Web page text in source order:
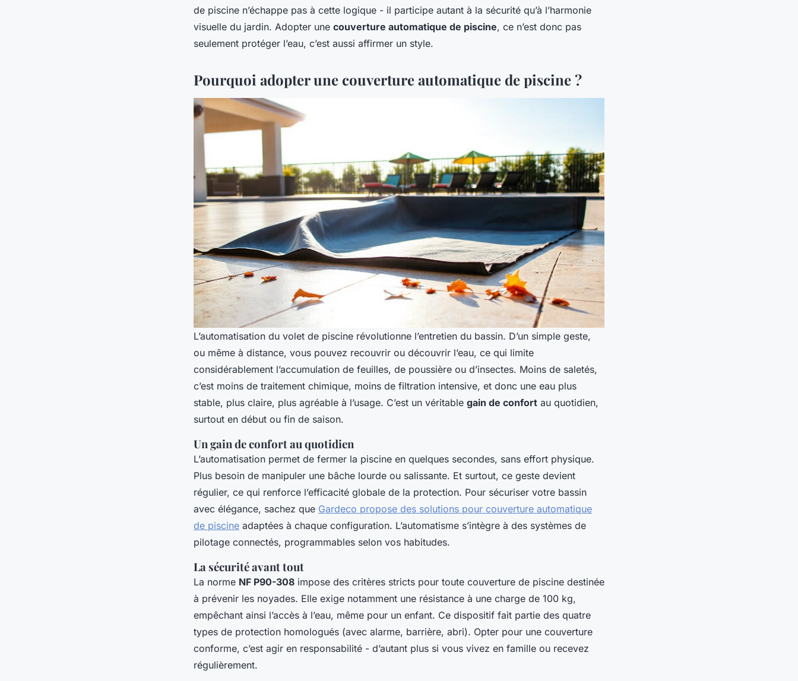
de piscine n’échappe pas à cette logique - il participe autant à la sécurité qu’à l’harmonie
visuelle du jardin. Adopter une couverture automatique de piscine, ce n’est donc pas
seulement protéger l’eau, c’est aussi affirmer un style.
Pourquoi adopter une couverture automatique de piscine ?
L’automatisation du volet de piscine révolutionne l’entretien du bassin. D’un simple geste,
ou même à distance, vous pouvez recouvrir ou découvrir l’eau, ce qui limite
considérablement l’accumulation de feuilles, de poussière ou d’insectes. Moins de saletés,
c’est moins de traitement chimique, moins de filtration intensive, et donc une eau plus
stable, plus claire, plus agréable à l’usage. C’est un véritable gain de confort au quotidien,
surtout en début ou fin de saison.
Un gain de confort au quotidien
L’automatisation permet de fermer la piscine en quelques secondes, sans effort physique.
Plus besoin de manipuler une bâche lourde ou salissante. Et surtout, ce geste devient
régulier, ce qui renforce l’efficacité globale de la protection. Pour sécuriser votre bassin
avec élégance, sachez que Gardeco propose des solutions pour couverture automatique
de piscine adaptées à chaque configuration. L’automatisme s’intègre à des systèmes de
pilotage connectés, programmables selon vos habitudes.
La sécurité avant tout
La norme NF P90-308 impose des critères stricts pour toute couverture de piscine destinée
à prévenir les noyades. Elle exige notamment une résistance à une charge de 100 kg,
empêchant ainsi l’accès à l’eau, même pour un enfant. Ce dispositif fait partie des quatre
types de protection homologués (avec alarme, barrière, abri). Opter pour une couverture
conforme, c’est agir en responsabilité - d’autant plus si vous vivez en famille ou recevez
régulièrement.